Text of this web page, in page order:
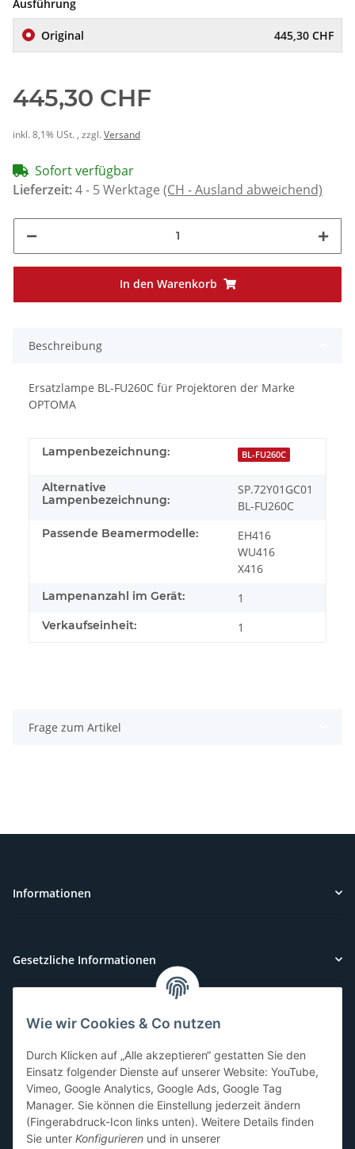
Ausführung
Original 445,30 CHF
445,30 CHF
inkl. 8,1% USt. , zzgl.Versand
Sofort verfügbar
Lieferzeit:4 - 5 Werktage (CH - Ausland abweichend)
In den Warenkorb
Beschreibung
Ersatzlampe BL-FU260C für Projektoren der Marke
OPTOMA
Lampenbezeichnung: BL-FU260C
Alternative
Lampenbezeichnung:
SP.72Y01GC01
BL-FU260C
Passende Beamermodelle:
EH416
WU416
X416
Lampenanzahl im Gerät: 1
Verkaufseinheit: 1
Frage zum Artikel
Informationen
Gesetzliche Informationen
Kundenservice
Sie benötigen Hilfe oder haben Fragen?
071-5355993
service@beamerlampe24.ch
Wie wir Cookies & Co nutzen
Durch Klicken auf „Alle akzeptieren“ gestatten Sie den
Einsatz folgender Dienste auf unserer Website: YouTube,
Vimeo, Google Analytics, Google Ads, Google Tag
Manager. Sie können die Einstellung jederzeit ändern
(Fingerabdruck-Icon links unten). Weitere Details finden
Sie unter Konfigurieren und in unserer